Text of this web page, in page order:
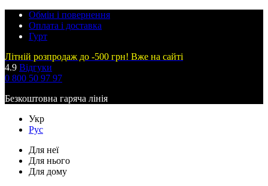
Обмін і повернення
Оплата і доставка
Гурт
Літній розпродаж до -500 грн! Вже на сайті
4.9 Відгуки
0 800 50 97 97
Безкоштовна гаряча лінія
Укр
Рус
Для неї
Для нього
Для дому